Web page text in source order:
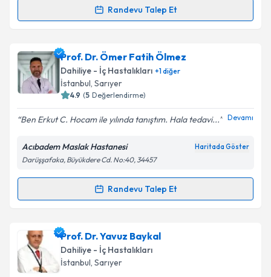
Randevu Talep Et
Randevu Takvimi Talebi
Uzm. Dr. Burak Umut Çağlariçin randevu takvimi
talebi oluşturun. Size bu uzmandan randevu almanız
için bir takvim hazırlandığında e-posta ile
bilgilendireceğiz.
E-posta Adresiniz
Kişisel verilerimin işlenmesine ilişkinAydınlatma
'ni okudum ve kişisel verilerimin belirtilen
kapsamda işlenmesini kabul ediyorum.
Takvim Talebini Gönder
Prof. Dr. Ömer Fatih Ölmez
Dahiliye - İç Hastalıkları +1diğer
İstanbul, Sarıyer
4.9 (5 Değerlendirme)
Ben Erkut C. Hocam ile yılında tanıştım. Hala tedavi... Devamı
Acıbadem Maslak Hastanesi Haritada Göster
Darüşşafaka, Büyükdere Cd. No:40, 34457
Randevu Talep Et
Randevu Takvimi Talebi
Prof. Dr. Ömer Fatih Ölmeziçin randevu takvimi
talebi oluşturun. Size bu uzmandan randevu almanız
için bir takvim hazırlandığında e-posta ile
bilgilendireceğiz.
Prof. Dr. Yavuz Baykal
Dahiliye - İç Hastalıkları
İstanbul, Sarıyer